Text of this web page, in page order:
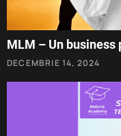
MLM – Un business
DECEMBRIE 14, 2024